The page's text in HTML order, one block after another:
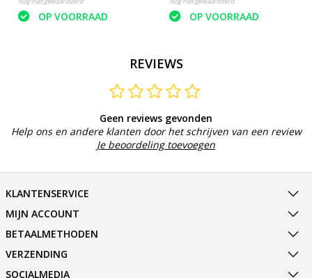
OP VOORRAAD OP VOORRAAD
REVIEWS
Geen reviews gevonden
Help ons en andere klanten door het schrijven van een review
Je beoordeling toevoegen
KLANTENSERVICE
MIJN ACCOUNT
BETAALMETHODEN
VERZENDING
SOCIALMEDIA